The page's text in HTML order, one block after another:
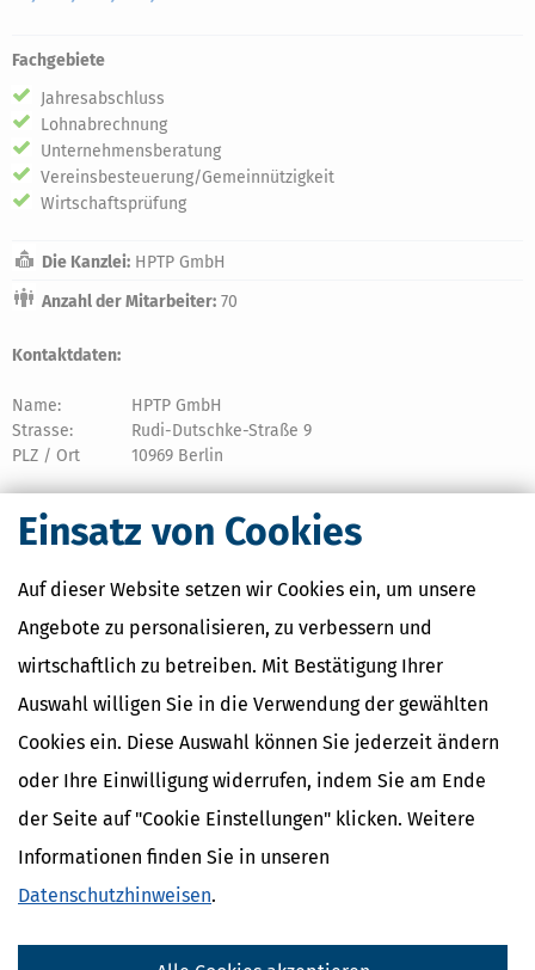
Einsatz von Cookies
Auf dieser Website setzen wir Cookies ein, um unsere
Angebote zu personalisieren, zu verbessern und
wirtschaftlich zu betreiben. Mit Bestätigung Ihrer
Auswahl willigen Sie in die Verwendung der gewählten
Cookies ein. Diese Auswahl können Sie jederzeit ändern
oder Ihre Einwilligung widerrufen, indem Sie am Ende
der Seite auf "Cookie Einstellungen" klicken. Weitere
Informationen finden Sie in unseren
Datenschutzhinweisen.
Fachgebiete
Jahresabschluss
Lohnabrechnung
Unternehmensberatung
Vereinsbesteuerung/Gemeinnützigkeit
Wirtschaftsprüfung
Die Kanzlei: HPTP GmbH
Anzahl der Mitarbeiter: 70
Kontaktdaten:
Name:
HPTP GmbH
Strasse:
Rudi-Dutschke-Straße 9
PLZ / Ort
10969 Berlin
Fax:
03085009110
Kontaktformular
Wir sprechen:
Deutsch
Englisch